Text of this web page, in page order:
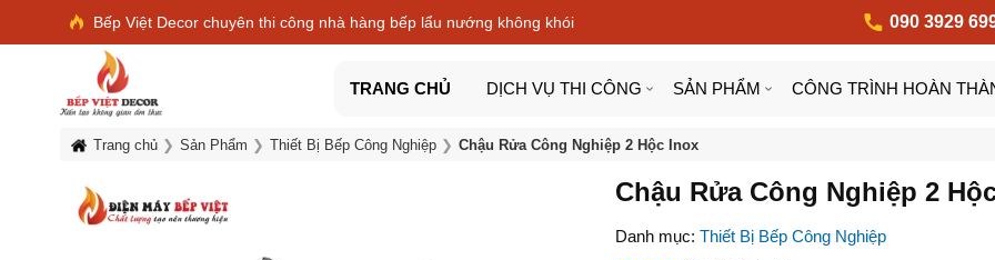
Bếp Việt Decor chuyên thi công nhà hàng bếp lẩu nướng không khói 090 3929
TRANG CHỦ DỊCH VỤ THI CÔNG SẢN PHẨM CÔNG TRÌNH HOÀN
Trang chủ Sản Phẩm Thiết Bị Bếp Công Nghiệp Chậu Rửa Công Nghiệp 2 Hộc Inox
Chậu Rửa Công Nghiệp 2
Danh mục: Thiết Bị Bếp Công Nghiệp